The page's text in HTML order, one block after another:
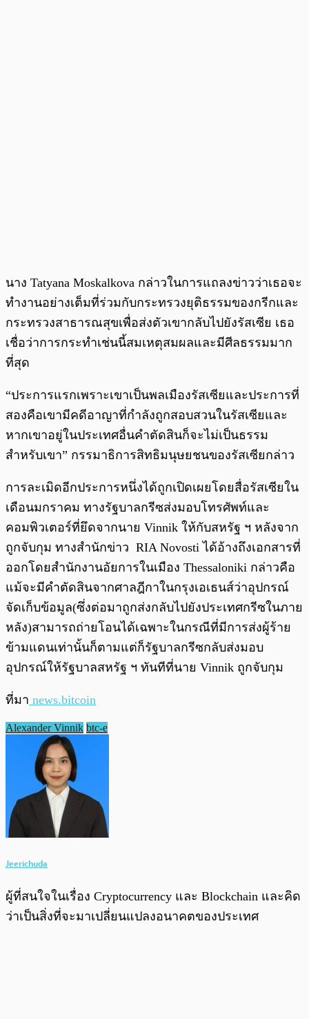
นาง Tatyana Moskalkova กล่าวในการแถลงข่าวว่าเธอจะ
ทำงานอย่างเต็มที่ร่วมกับกระทรวงยุติธรรมของกรีกและ
กระทรวงสาธารณสุขเพื่อส่งตัวเขากลับไปยังรัสเซีย เธอ
เชื่อว่าการกระทำเช่นนี้สมเหตุสมผลและมีศีลธรรมมาก
ที่สุด
“ประการแรกเพราะเขาเป็นพลเมืองรัสเซียและประการที่
สองคือเขามีคดีอาญาที่กำลังถูกสอบสวนในรัสเซียและ
หากเขาอยู่ในประเทศอื่นคำตัดสินก็จะไม่เป็นธรรม
สำหรับเขา” กรรมาธิการสิทธิมนุษยชนของรัสเซียกล่าว
การละเมิดอีกประการหนึ่งได้ถูกเปิดเผยโดยสื่อรัสเซียใน
เดือนมกราคม ทางรัฐบาลกรีซส่งมอบโทรศัพท์และ
คอมพิวเตอร์ที่ยึดจากนาย Vinnik ให้กับสหรัฐ ฯ หลังจาก
ถูกจับกุม ทางสำนักข่าว RIA Novosti ได้อ้างถึงเอกสารที่
ออกโดยสำนักงานอัยการในเมือง Thessaloniki กล่าวคือ
แม้จะมีคำตัดสินจากศาลฎีกาในกรุงเอเธนส์ว่าอุปกรณ์
จัดเก็บข้อมูล(ซึ่งต่อมาถูกส่งกลับไปยังประเทศกรีซในภาย
หลัง)สามารถถ่ายโอนได้เฉพาะในกรณีที่มีการส่งผู้ร้าย
ข้ามแดนเท่านั้นก็ตามแต่ก็รัฐบาลกรีซกลับส่งมอบ
อุปกรณ์ให้รัฐบาลสหรัฐ ฯ ทันทีที่นาย Vinnik ถูกจับกุม
ที่มา news.bitcoin
Alexander Vinnik btc-e
Jeerichuda
ผู้ที่สนใจในเรื่อง Cryptocurrency และ Blockchain และคิด
ว่าเป็นสิ่งที่จะมาเปลี่ยนแปลงอนาคตของประเทศ